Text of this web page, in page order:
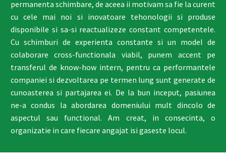
permanenta schimbare, de aceea ii motivam sa fie la curent
cu cele mai noi si inovatoare tehonologii si produse
disponibile si sa-si reactualizeze constant competentele.
Cu schimburi de experienta constante si un model de
colaborare cross-functionala viabil, punem accent pe
transferul de know-how intern, pentru ca performantele
companiei si dezvoltarea pe termen lung sunt generate de
cunoasterea si partajarea ei. De la bun inceput, pasiunea
ne-a condus la abordarea domeniului mult dincolo de
aspectul sau functional. Am creat, in consecinta, o
organizatie in care fiecare angajat isi gaseste locul.